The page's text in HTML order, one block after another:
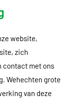
website,
zich
contact met ons
Wehechten grote
van deze